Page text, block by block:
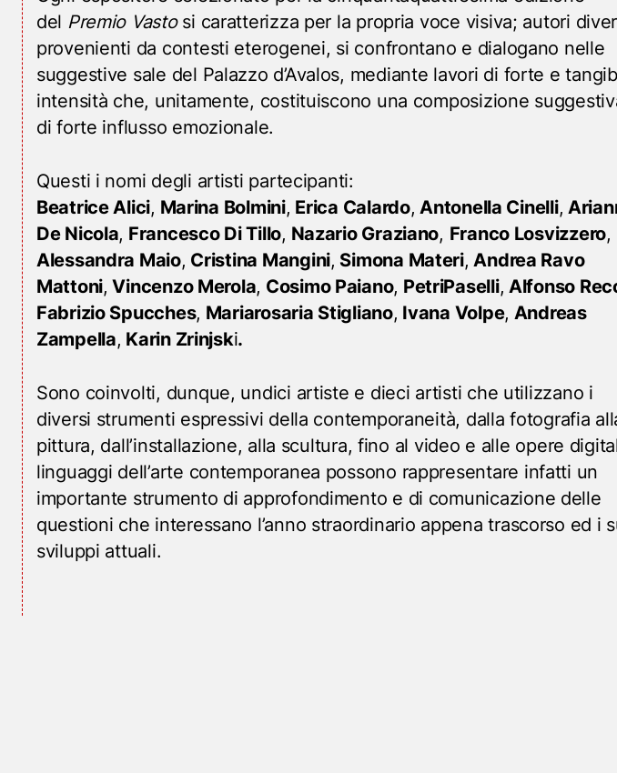
del Premio Vastosi caratterizza per la propria voce visiva; autori
provenienti da contesti eterogenei, si confrontano e dialogano nelle
suggestive sale del Palazzo d’Avalos, mediante lavori di forte e
intensità che, unitamente, costituiscono una composizione
di forte influsso emozionale.
Questi i nomi degli artisti partecipanti:
Beatrice Alici, Marina Bolmini, Erica Calardo, Antonella Cinelli,
De Nicola, Francesco Di Tillo, Nazario Graziano, Franco Losvizzero,
Alessandra Maio, Cristina Mangini, Simona Materi, Andrea Ravo
Mattoni, Vincenzo Merola, Cosimo Paiano, PetriPaselli, Alfonso
Fabrizio Spucches, Mariarosaria Stigliano, Ivana Volpe, Andreas
Zampella, Karin Zrinjski.
Sono coinvolti, dunque, undici artiste e dieci artisti che utilizzano i
diversi strumenti espressivi della contemporaneità, dalla fotografia
pittura, dall’installazione, alla scultura, fino al video e alle opere
linguaggi dell’arte contemporanea possono rappresentare infatti un
importante strumento di approfondimento e di comunicazione delle
questioni che interessano l’anno straordinario appena trascorso ed i
sviluppi attuali.